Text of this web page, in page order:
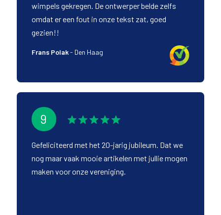
wimpels gekregen. De ontwerper belde zelfs
omdat er een fout in onze tekst zat, goed
gezien!!
Frans Polak- Den Haag
9
Gefeliciteerd met het 20-jarig jubileum. Dat we
nog maar vaak mooie artikelen met jullie mogen
maken voor onze vereniging.